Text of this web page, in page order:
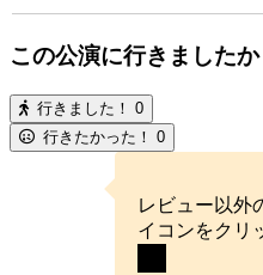
この公演に行きましたか
行きました！ 0
行きたかった！ 0
レビュー以外
イコンをクリ